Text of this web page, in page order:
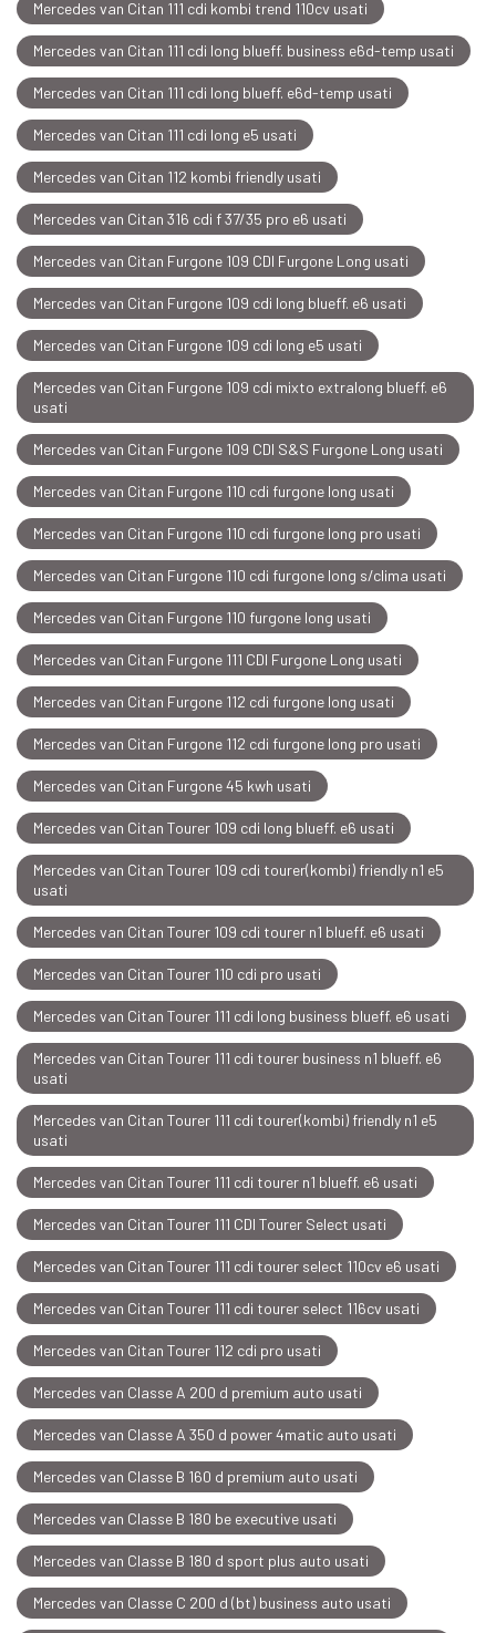
Mercedes van Citan 111 cdi kombi trend 110cv usati
Mercedes van Citan 111 cdi long blueff. business e6d-temp usati
Mercedes van Citan 111 cdi long blueff. e6d-temp usati
Mercedes van Citan 111 cdi long e5 usati
Mercedes van Citan 112 kombi friendly usati
Mercedes van Citan 316 cdi f 37/35 pro e6 usati
Mercedes van Citan Furgone 109 CDI Furgone Long usati
Mercedes van Citan Furgone 109 cdi long blueff. e6 usati
Mercedes van Citan Furgone 109 cdi long e5 usati
Mercedes van Citan Furgone 109 cdi mixto extralong blueff. e6
usati
Mercedes van Citan Furgone 109 CDI S&S Furgone Long usati
Mercedes van Citan Furgone 110 cdi furgone long usati
Mercedes van Citan Furgone 110 cdi furgone long pro usati
Mercedes van Citan Furgone 110 cdi furgone long s/clima usati
Mercedes van Citan Furgone 110 furgone long usati
Mercedes van Citan Furgone 111 CDI Furgone Long usati
Mercedes van Citan Furgone 112 cdi furgone long usati
Mercedes van Citan Furgone 112 cdi furgone long pro usati
Mercedes van Citan Furgone 45 kwh usati
Mercedes van Citan Tourer 109 cdi long blueff. e6 usati
Mercedes van Citan Tourer 109 cdi tourer(kombi) friendly n1 e5
usati
Mercedes van Citan Tourer 109 cdi tourer n1 blueff. e6 usati
Mercedes van Citan Tourer 110 cdi pro usati
Mercedes van Citan Tourer 111 cdi long business blueff. e6 usati
Mercedes van Citan Tourer 111 cdi tourer business n1 blueff. e6
usati
Mercedes van Citan Tourer 111 cdi tourer(kombi) friendly n1 e5
usati
Mercedes van Citan Tourer 111 cdi tourer n1 blueff. e6 usati
Mercedes van Citan Tourer 111 CDI Tourer Select usati
Mercedes van Citan Tourer 111 cdi tourer select 110cv e6 usati
Mercedes van Citan Tourer 111 cdi tourer select 116cv usati
Mercedes van Citan Tourer 112 cdi pro usati
Mercedes van Classe A 200 d premium auto usati
Mercedes van Classe A 350 d power 4matic auto usati
Mercedes van Classe B 160 d premium auto usati
Mercedes van Classe B 180 be executive usati
Mercedes van Classe B 180 d sport plus auto usati
Mercedes van Classe C 200 d (bt) business auto usati